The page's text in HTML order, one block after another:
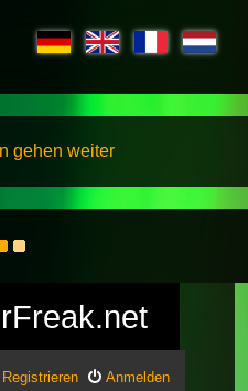
gehen weiter
Anmelden
Registrieren